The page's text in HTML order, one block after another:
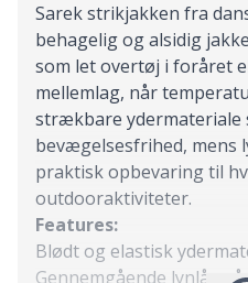
Sarek strikjakken fra
behagelig og alsidig
som let overtøj i foråret
mellemlag, når
strækbare ydermateriale
bevægelsesfrihed, mens
praktisk opbevaring til
outdooraktiviteter.
Features:
Blødt og elastisk
Gennemgående lynlås